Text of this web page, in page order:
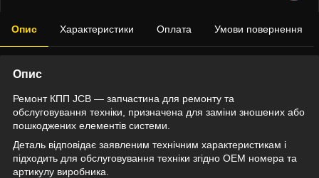
Опис Характеристики Оплата Умови повернення
Опис
Ремонт КПП JCB — запчастина для ремонту та
обслуговування техніки, призначена для заміни зношених або
пошкоджених елементів системи.
Деталь відповідає заявленим технічним характеристикам і
підходить для обслуговування техніки згідно OEM номера та
артикулу виробника.